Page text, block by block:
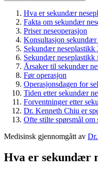
Hva er sekundær
Fakta om sekundær
Priser neseoperasjon
Konsultasjon sekundær
Sekundær
Sekundær neseplastikk
Årsaker til sekundær
Før operasjon
Operasjonsdagen for
Tiden etter sekundær
Forventninger etter
Dr. Kenneth Chiu er
Ofte stilte spørsmål
Medisinsk gjennomgått av
Hva er sekundær